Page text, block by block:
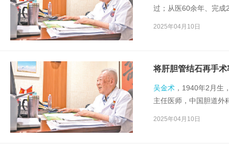
过；从医60余年、完成
2025年04月10日
将肝胆管结石再手
吴金术 ，1940年2月生
主任医师，中国胆道外
2025年04月10日